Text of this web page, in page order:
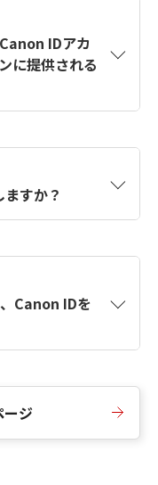
】Canon IDとは
法は？をご確認く
IDアカ
に提供される
す。アカウントを
情報を使用して
力します。
すか？
Canon IDを
ジ